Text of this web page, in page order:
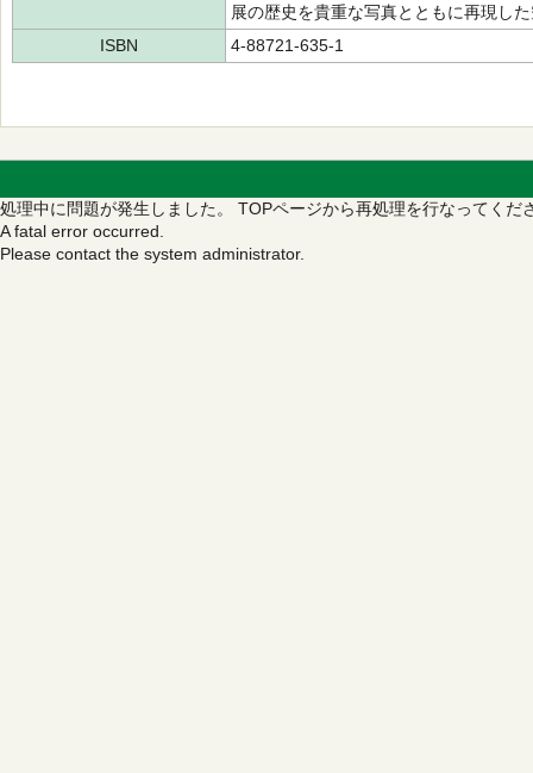
展の歴史を貴重な写真とともに再現し
ISBN
4-88721-635-1
処理中に問題が発生しました。 TOPページから再処理を行なってくだ
A fatal error occurred.
Please contact the system administrator.